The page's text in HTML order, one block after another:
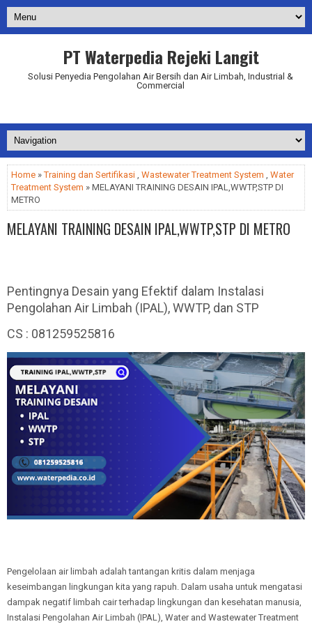
PT Waterpedia Rejeki Langit
Solusi Penyedia Pengolahan Air Bersih dan Air Limbah, Industrial &
Commercial
Home »Training dan Sertifikasi , Wastewater Treatment System , Water
Treatment System » MELAYANI TRAINING DESAIN IPAL,WWTP,STP DI
METRO
MELAYANI TRAINING DESAIN IPAL,WWTP,STP DI METRO
Pentingnya Desain yang Efektif dalam Instalasi
Pengolahan Air Limbah (IPAL), WWTP, dan STP
CS : 081259525816
Pengelolaan air limbah adalah tantangan kritis dalam menjaga
keseimbangan lingkungan kita yang rapuh. Dalam usaha untuk mengatasi
dampak negatif limbah cair terhadap lingkungan dan kesehatan manusia,
Instalasi Pengolahan Air Limbah (IPAL), Water and Wastewater Treatment